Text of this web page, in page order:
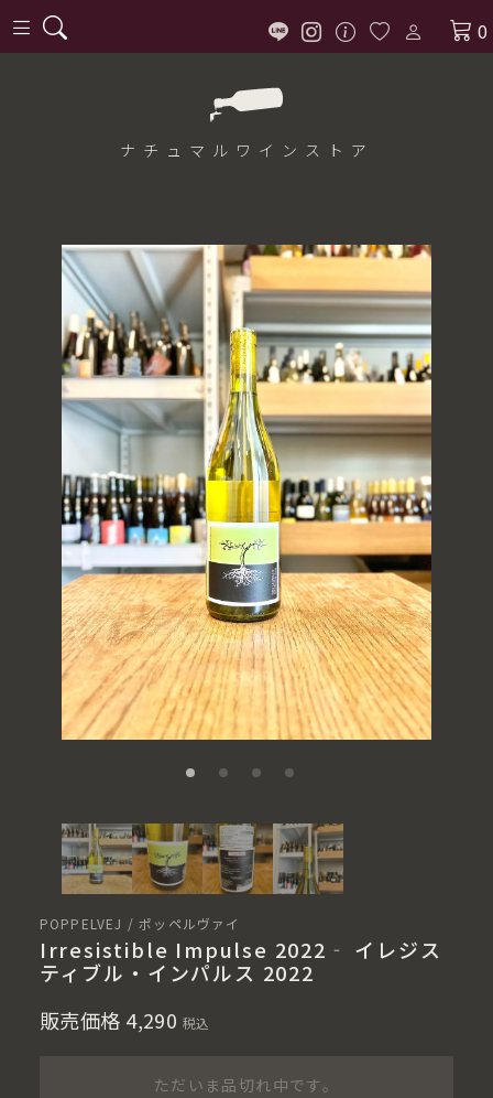
0
ナチュマル ワインストア
POPPELVEJ / ポッペルヴァイ
Irresistible Impulse 2022‐ イレジス
ティブル・インパルス 2022
販売価格 4,290 税込
ただいま品切れ中です。